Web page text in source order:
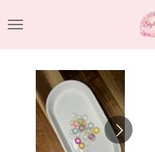
direct
naar
hoofdinhoud